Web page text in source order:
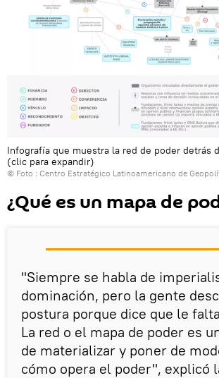
Infografía que muestra la red de poder detrás
(clic para expandir)
© Foto : Centro Estratégico Latinoamericano de
¿Qué es un mapa de
"Siempre se habla de
dominación, pero la gente
postura porque dice que le
La red o el mapa de poder es
de materializar y poner de
cómo opera el poder", explicó